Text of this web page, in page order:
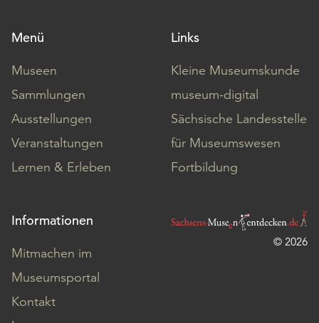
Menü
Museen
Sammlungen
Ausstellungen
Veranstaltungen
Lernen & Erleben
Links
Kleine Museumskunde
museum-digital
Sächsische Landesstelle
für Museumswesen
Fortbildung
Informationen
Mitmachen im
Museumsportal
Kontakt
© 2026